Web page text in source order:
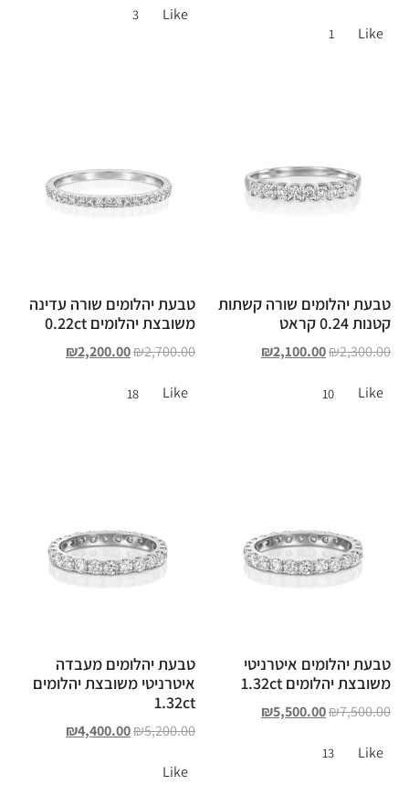
Like
1
Like
3
טבעת יהלומים שורה קשתות
קטנות 0.24 קראט
₪2,300.00
₪2,100.00
Like
10
טבעת יהלומים שורה עדינה
משובצת יהלומים 0.22ct
₪2,700.00
₪2,200.00
Like
18
טבעת יהלומים איטרניטי
משובצת יהלומים 1.32ct
₪7,500.00
₪5,500.00
Like
13
טבעת יהלומים מעבדה
איטרניטי משובצת יהלומים
1.32ct
₪5,200.00
₪4,400.00
Like